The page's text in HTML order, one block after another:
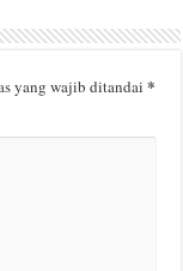
yang wajib ditandai*